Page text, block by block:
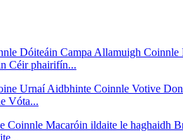
Céir phairifín...
Vóta...